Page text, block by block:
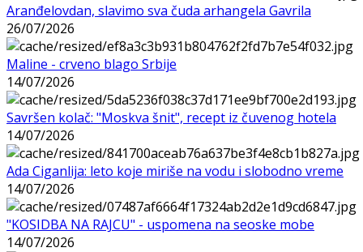
Aranđelovdan, slavimo sva čuda arhangela Gavrila
26/07/2026
Maline - crveno blago Srbije
14/07/2026
Savršen kolač: "Moskva šnit", recept iz čuvenog hotela
14/07/2026
Ada Ciganlija: leto koje miriše na vodu i slobodno vreme
14/07/2026
"KOSIDBA NA RAJCU" - uspomena na seoske mobe
14/07/2026